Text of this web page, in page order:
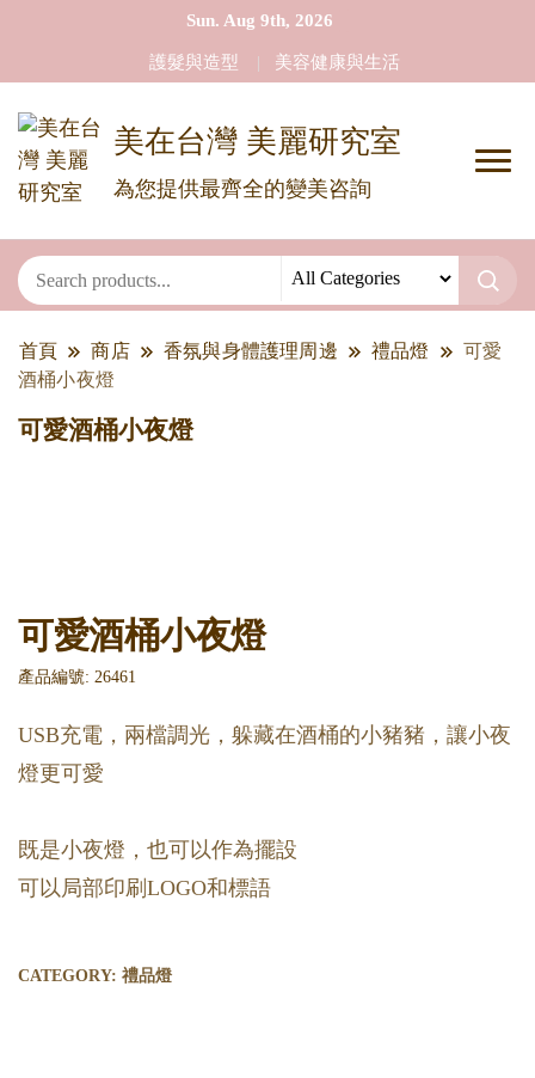
Sun. Aug 9th, 2026
護髮與造型 美容健康與生活
美在台灣 美麗研究室
為您提供最齊全的變美咨詢
首頁 商店 香氛與身體護理周邊 禮品燈
可愛
酒桶小夜燈
可愛酒桶小夜燈
可愛酒桶小夜燈
產品編號: 26461
USB充電，兩檔調光，躲藏在酒桶的小豬豬，讓小夜
燈更可愛
既是小夜燈，也可以作為擺設
可以局部印刷LOGO和標語
CATEGORY: 禮品燈